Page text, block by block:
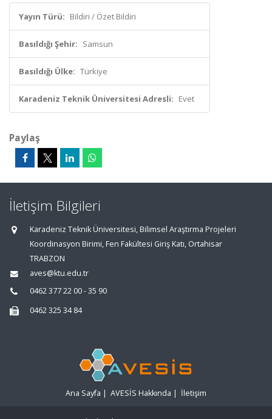
Yayın Türü: Bildiri / Özet Bildiri
Basıldığı Şehir: Samsun
Basıldığı Ülke: Türkiye
Karadeniz Teknik Üniversitesi Adresli: Evet
Paylaş
İletişim Bilgileri
Karadeniz Teknik Üniversitesi, Bilimsel Araştırma Projeleri
Koordinasyon Birimi, Fen Fakültesi Giriş Katı, Ortahisar
TRABZON
aves@ktu.edu.tr
0462 377 22 00 - 35 90
0462 325 34 84
Ana Sayfa | AVESİS Hakkında | İletişim